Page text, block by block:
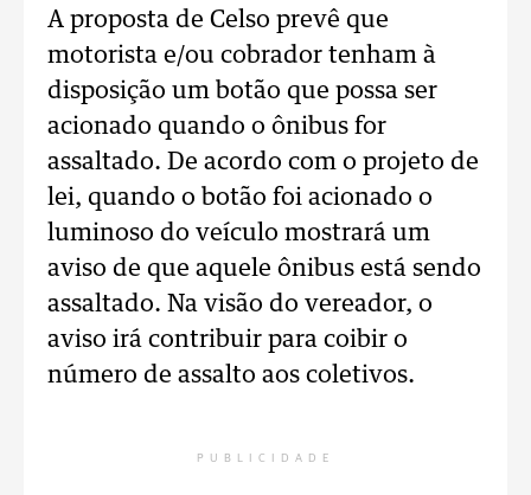
A proposta de Celso prevê que
motorista e/ou cobrador tenham à
disposição um botão que possa ser
acionado quando o ônibus for
assaltado. De acordo com o projeto de
lei, quando o botão foi acionado o
luminoso do veículo mostrará um
aviso de que aquele ônibus está sendo
assaltado. Na visão do vereador, o
aviso irá contribuir para coibir o
número de assalto aos coletivos.
PUBLICIDADE